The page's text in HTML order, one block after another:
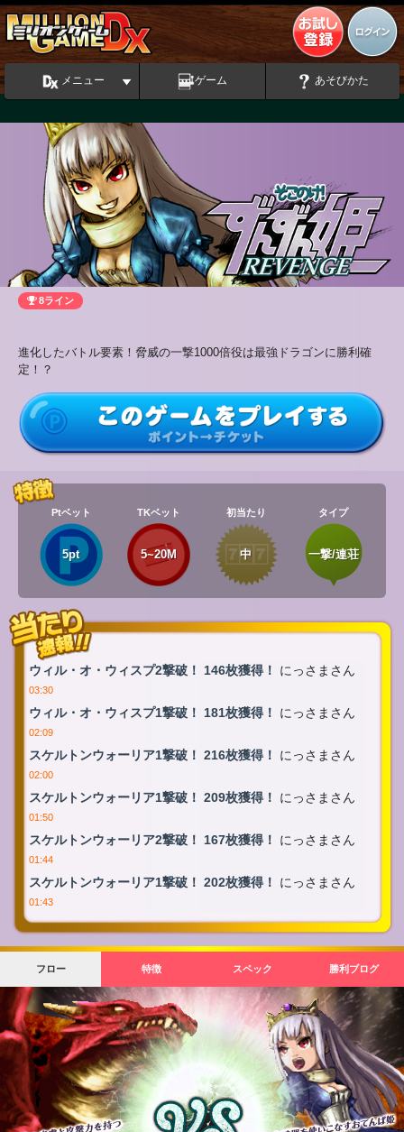
メニュー ゲーム あそびかた
8ライン
進化したバトル要素！脅威の一撃1000倍役は最強ドラゴンに勝利確
定！？
Ptベット
5pt
TKベット
5~20M
初当たり
中
タイプ
一撃/連荘
ウィル・オ・ウィスプ2撃破！ 146枚獲得！ にっさまさん
03:30
ウィル・オ・ウィスプ1撃破！ 181枚獲得！ にっさまさん
02:09
スケルトンウォーリア1撃破！ 216枚獲得！ にっさまさん
02:00
スケルトンウォーリア1撃破！ 209枚獲得！ にっさまさん
01:50
スケルトンウォーリア2撃破！ 167枚獲得！ にっさまさん
01:44
スケルトンウォーリア1撃破！ 202枚獲得！ にっさまさん
01:43
フロー 特徴 スペック 勝利ブログ